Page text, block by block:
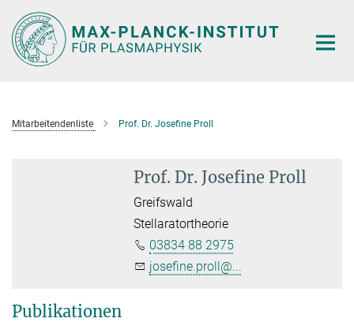
Hauptinhalt
Mitarbeitendenliste Prof. Dr. Josefine Proll
Prof. Dr. Josefine Proll
Greifswald
Stellaratortheorie
03834 88 2975
josefine.proll@...
Publikationen